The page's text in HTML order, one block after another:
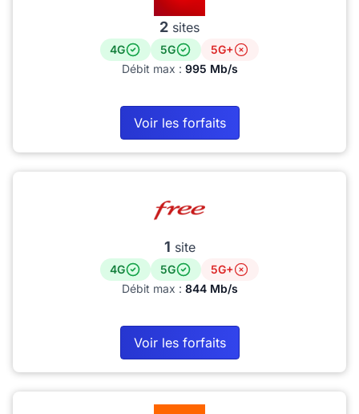
2 sites
4G 5G
5G+
Débit max : 995 Mb/s
Voir les forfaits
1 site
4G 5G
5G+
Débit max : 844 Mb/s
Voir les forfaits